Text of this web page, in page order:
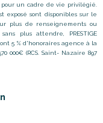
un cadre de vie privilégié.
exposé sont disponibles sur le
plus de renseignements ou
plus attendre, PRESTIGE
5 % d'honoraires agence à la
(RCS. Saint- Nazaire 897